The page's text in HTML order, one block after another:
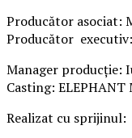
Producător asociat:
Producător
Manager producție:
Casting: ELEPHANT
Realizat cu sprijinul: